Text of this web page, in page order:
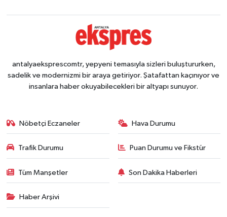
antalyaeksprescomtr, yepyeni temasıyla sizleri buluştururken,
sadelik ve modernizmi bir araya getiriyor. Şatafattan kaçınıyor ve
insanlara haber okuyabilecekleri bir altyapı sunuyor.
Nöbetçi Eczaneler Hava Durumu
Trafik Durumu Puan Durumu ve Fikstür
Tüm Manşetler Son Dakika Haberleri
Haber Arşivi